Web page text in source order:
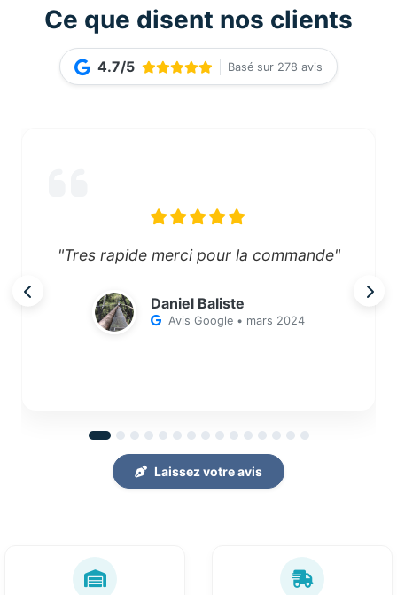
Ce que disent nos clients
4.7/5 Basé sur 278 avis
"Tres rapide merci pour la commande"
Daniel Baliste
Avis Google • mars 2024
Laissez votre avis